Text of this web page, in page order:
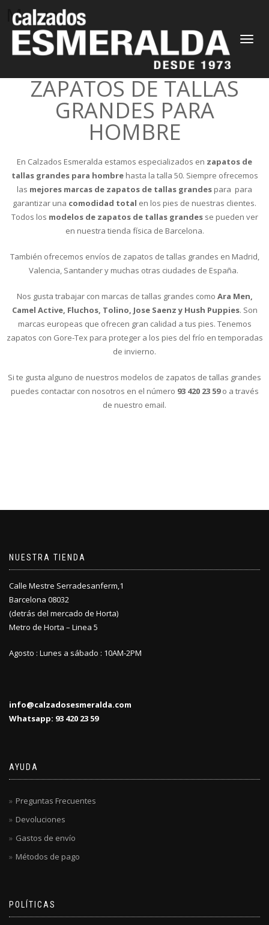
CAMBIAR
Marcas
ZAPATOS DE TALLAS
GRANDES PARA
HOMBRE
En Calzados Esmeralda estamos especializados en zapatos de
tallas grandes para hombrehasta la talla 50. Siempre ofrecemos
las mejores marcas de zapatos de tallas grandes para para
garantizar una comodidad total en los pies de nuestras clientes.
Todos los modelos de zapatos de tallas grandesse pueden ver
en nuestra tienda física de Barcelona.
También ofrecemos envíos de zapatos de tallas grandes en Madrid,
Valencia, Santander y muchas otras ciudades de España.
Nos gusta trabajar con marcas de tallas grandes como Ara Men,
Camel Active, Fluchos, Tolino, Jose Saenz y Hush Puppies. Son
marcas europeas que ofrecen gran calidad a tus pies. Tenemos
zapatos con Gore-Tex para proteger a los pies del frío en temporadas
de invierno.
Si te gusta alguno de nuestros modelos de zapatos de tallas grandes
puedes contactar con nosotros en el número 93 420 23 59o a través
de nuestro email.
NUESTRA TIENDA
Calle Mestre Serradesanferm,1
Barcelona 08032
(detrás del mercado de Horta)
Metro de Horta – Linea 5
Agosto : Lunes a sábado : 10AM-2PM
info@calzadosesmeralda.com
Whatsapp: 93 420 23 59
AYUDA
Preguntas Frecuentes
Devoluciones
Gastos de envío
Métodos de pago
POLÍTICAS